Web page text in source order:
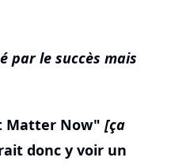
par le succès mais
Matter Now" [ça
donc y voir un